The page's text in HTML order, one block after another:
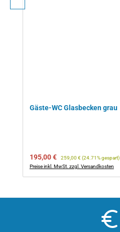
Gäste-WC Glasbecken grau
Verkaufspreis:
195,00 € Regulärer Preis:
259,00 € (24.71% gespart)
Preise inkl. MwSt. zzgl. Versandkosten